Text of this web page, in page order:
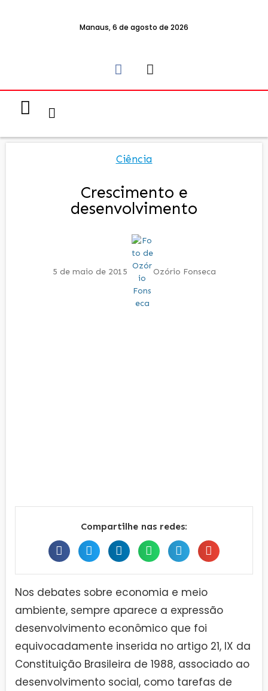
Manaus, 6 de agosto de 2026
Ciência
Crescimento e
desenvolvimento
5 de maio de 2015 Ozório Fonseca
Compartilhe nas redes:
Nos debates sobre economia e meio
ambiente, sempre aparece a expressão
desenvolvimento econômico que foi
equivocadamente inserida no artigo 21, IX da
Constituição Brasileira de 1988, associado ao
desenvolvimento social, como tarefas de